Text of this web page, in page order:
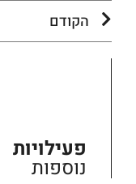
הקודם
פעילויות
נוספות